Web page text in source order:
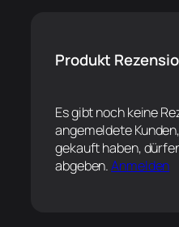
Produkt
Es gibt noch keine
angemeldete
gekauft haben,
abgeben.Anmelden